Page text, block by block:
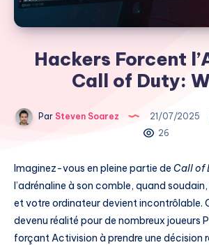
Hackers Forcent
Call of Duty:
Par Steven Soarez 21/07/2025
26
Imaginez-vous en pleine partie de Call of
l’adrénaline à son comble, quand
et votre ordinateur devient incontrôlable.
devenu réalité pour de nombreux joueurs
forçant Activision à prendre une décision